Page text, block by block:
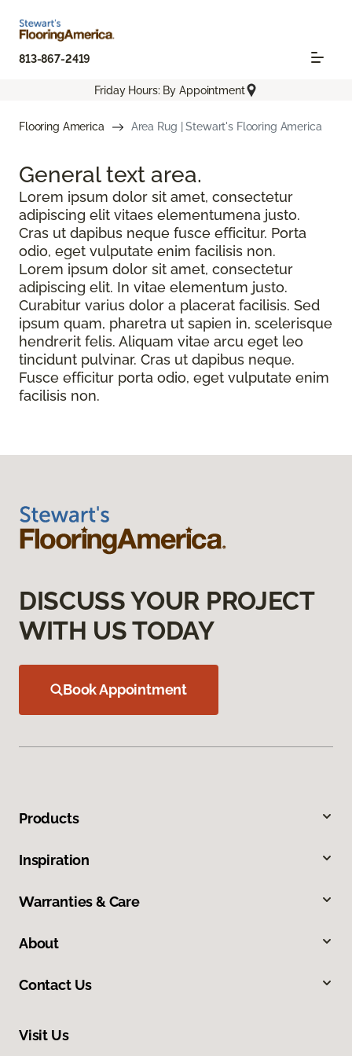
813-867-2419
Friday Hours: By Appointment
Flooring America Area Rug | Stewart's Flooring America
General text area.
Lorem ipsum dolor sit amet, consectetur
adipiscing elit vitaes elementumena justo.
Cras ut dapibus neque fusce efficitur. Porta
odio, eget vulputate enim facilisis non.
Lorem ipsum dolor sit amet, consectetur
adipiscing elit. In vitae elementum justo.
Curabitur varius dolor a placerat facilisis. Sed
ipsum quam, pharetra ut sapien in, scelerisque
hendrerit felis. Aliquam vitae arcu eget leo
tincidunt pulvinar. Cras ut dapibus neque.
Fusce efficitur porta odio, eget vulputate enim
facilisis non.
DISCUSS YOUR PROJECT
WITH US TODAY
Book Appointment
Products
Inspiration
Warranties & Care
About
Contact Us
Visit Us